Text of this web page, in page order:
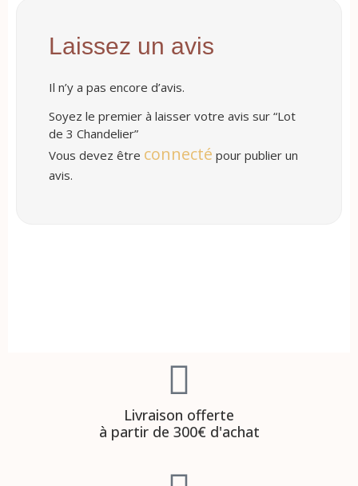
Laissez un avis
Il n’y a pas encore d’avis.
Soyez le premier à laisser votre avis sur “Lot
de 3 Chandelier”
Vous devez être connecté pour publier un
avis.
Livraison offerte
à partir de 300€ d'achat